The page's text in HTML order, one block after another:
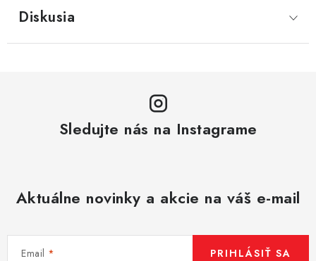
Diskusia
Sledujte nás na Instagrame
Aktuálne novinky a akcie na váš e-mail
Email PRIHLÁSIŤ SA